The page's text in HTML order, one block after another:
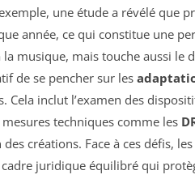
une étude a révélé que
année, ce qui constitue une
musique, mais touche aussi le
de se pencher sur les
Cela inclut l’examen des
techniques comme les
des créations. Face à ces défis,
juridique équilibré qui